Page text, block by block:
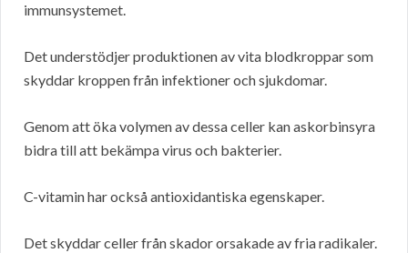
immunsystemet.
Det understödjer produktionen av vita blodkroppar som
skyddar kroppen från infektioner och sjukdomar.
Genom att öka volymen av dessa celler kan askorbinsyra
bidra till att bekämpa virus och bakterier.
C-vitamin har också antioxidantiska egenskaper.
Det skyddar celler från skador orsakade av fria radikaler.